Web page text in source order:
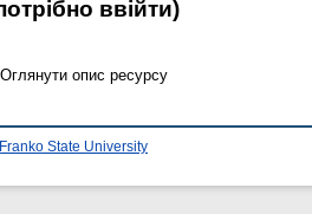
ввійти)
Оглянути опис ресурсу
State University